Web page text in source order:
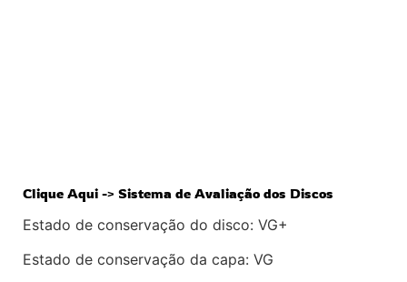
Clique Aqui -> Sistema de Avaliação dos Discos
Estado de conservação do disco: VG+
Estado de conservação da capa: VG